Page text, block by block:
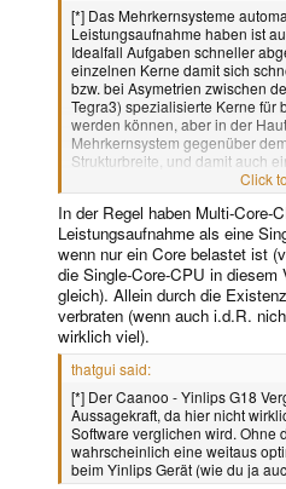
[*] Das Mehrkernsysteme
Leistungsaufnahme haben ist
Idealfall Aufgaben schneller
einzelnen Kerne damit sich
bzw. bei Asymetrien zwischen
Tegra3) spezialisierte Kerne für
werden können, aber in der
Mehrkernsystem gegenüber
Strukturbreite, und damit auch
Da im ungünstigsten Fall die
quasi Pandora Betrieb), dürfte
geringer als größer sein.
Click
In der Regel haben Multi-Core-
Leistungsaufnahme als eine
wenn nur ein Core belastet ist
die Single-Core-CPU in diesem
gleich). Allein durch die
verbraten (wenn auch i.d.R.
wirklich viel).
thatgui said:
[*] Der Caanoo - Yinlips G18
Aussagekraft, da hier nicht
Software verglichen wird. Ohne
wahrscheinlich eine weitaus
beim Yinlips Gerät (wie du ja